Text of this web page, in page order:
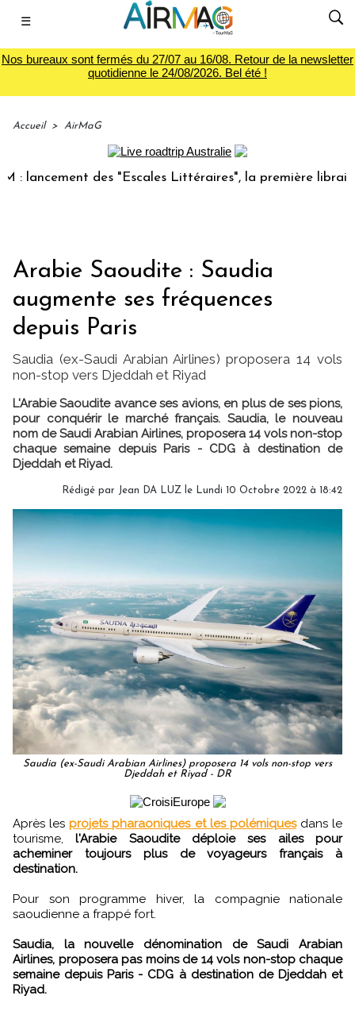
☰
Nos bureaux sont fermés du 27/07 au 16/08. Retour de la newsletter
quotidienne le 24/08/2026. Bel été !
Accueil > AirMaG
des "Escales Littéraires", la première librairie du
Arabie Saoudite : Saudia
augmente ses fréquences
depuis Paris
Saudia (ex-Saudi Arabian Airlines) proposera 14 vols
non-stop vers Djeddah et Riyad
L'Arabie Saoudite avance ses avions, en plus de ses pions,
pour conquérir le marché français. Saudia, le nouveau
nom de Saudi Arabian Airlines, proposera 14 vols non-stop
chaque semaine depuis Paris - CDG à destination de
Djeddah et Riyad.
Rédigé par Jean DA LUZ le Lundi 10 Octobre 2022 à 18:42
Saudia (ex-Saudi Arabian Airlines) proposera 14 vols non-stop vers
Djeddah et Riyad - DR
Après lesprojets pharaoniques et les polémiquesdans le
tourisme, l'Arabie Saoudite déploie ses ailes pour
acheminer toujours plus de voyageurs français à
destination.
Pour son programme hiver, la compagnie nationale
saoudienne a frappé fort.
Saudia, la nouvelle dénomination de Saudi Arabian
Airlines, proposera pas moins de 14 vols non-stop chaque
semaine depuis Paris - CDG à destination de Djeddah et
Riyad.